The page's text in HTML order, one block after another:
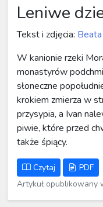
Leniwe
Tekst i zdjęcia:
W kanionie rzeki
monastyrów
słoneczne
krokiem zmierza w
przysypia, a Ivan
piwie, które przed
także śpiący.
Czytaj
PDF
Artykuł opublikowany